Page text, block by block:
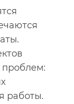
проблем:
работы.